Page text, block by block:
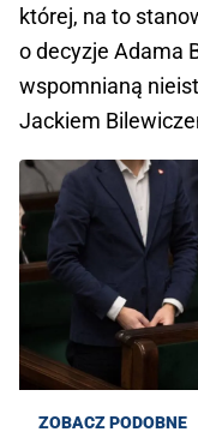
której, na to
o decyzje Adama
wspomnianą
Jackiem
ZOBACZ PODOBNE